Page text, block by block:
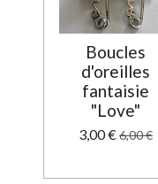
Boucles
d'oreilles
fantaisie
"Love"
3,00 €6,00 €